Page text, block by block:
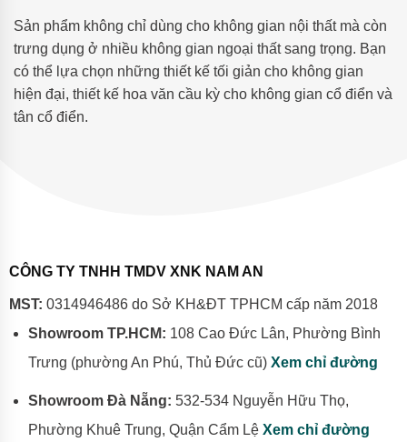
Sản phẩm không chỉ dùng cho không gian nội thất mà còn
trưng dụng ở nhiều không gian ngoại thất sang trọng. Bạn
có thể lựa chọn những thiết kế tối giản cho không gian
hiện đại, thiết kế hoa văn cầu kỳ cho không gian cổ điển và
tân cổ điển.
CÔNG TY TNHH TMDV XNK NAM AN
MST: 0314946486 do Sở KH&ĐT TPHCM cấp năm 2018
Showroom TP.HCM: 108 Cao Đức Lân, Phường Bình
Trưng (phường An Phú, Thủ Đức cũ) Xem chỉ đường
Showroom Đà Nẵng: 532-534 Nguyễn Hữu Thọ,
Phường Khuê Trung, Quận Cẩm Lệ Xem chỉ đường